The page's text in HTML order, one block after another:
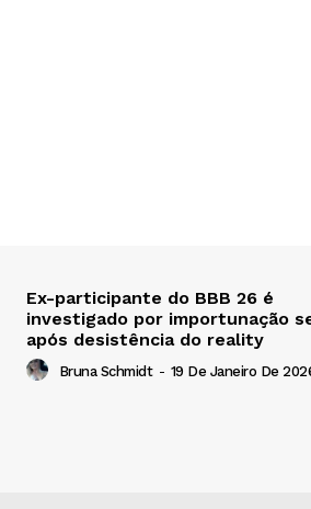
Ex-participante do BBB 26 é
investigado por importunação
após desistência do reality
Bruna Schmidt - 19 De Janeiro De